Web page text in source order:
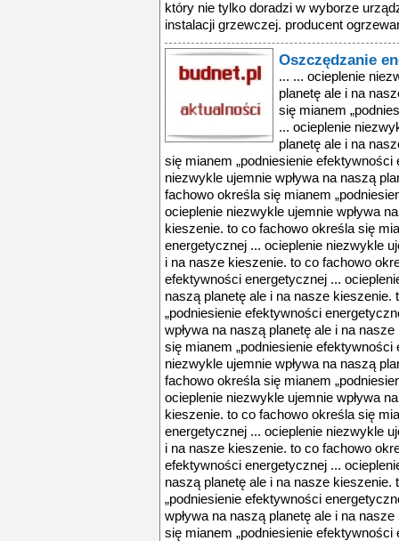
który nie tylko doradzi w wyborze
instalacji grzewczej. producent
Oszczędzanie
... ... ocieplenie
planetę ale i na
się mianem
... ocieplenie
planetę ale i na
się mianem „podniesienie efektywności
niezwykle ujemnie wpływa na naszą
fachowo określa się mianem
ocieplenie niezwykle ujemnie wpływa
kieszenie. to co fachowo określa się
energetycznej ... ocieplenie niezwykle
i na nasze kieszenie. to co fachowo
efektywności energetycznej ...
naszą planetę ale i na nasze
„podniesienie efektywności
wpływa na naszą planetę ale i na
się mianem „podniesienie efektywności
niezwykle ujemnie wpływa na naszą
fachowo określa się mianem
ocieplenie niezwykle ujemnie wpływa
kieszenie. to co fachowo określa się
energetycznej ... ocieplenie niezwykle
i na nasze kieszenie. to co fachowo
efektywności energetycznej ...
naszą planetę ale i na nasze
„podniesienie efektywności
wpływa na naszą planetę ale i na
się mianem „podniesienie efektywności